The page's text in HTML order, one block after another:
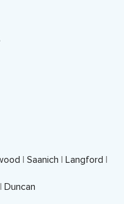
| Saanich | Langford |
| Duncan